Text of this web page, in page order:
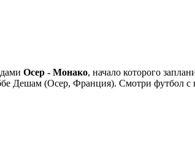
Осер - Монако, начало которого
Дешам (Осер, Франция). Смотри